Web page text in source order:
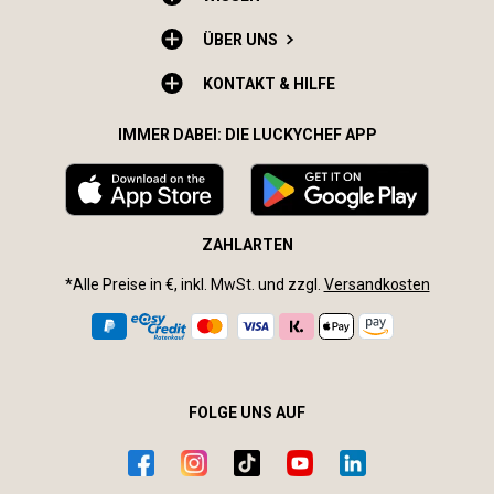
ÜBER UNS
KONTAKT & HILFE
IMMER DABEI: DIE LUCKYCHEF APP
ZAHLARTEN
*Alle Preise in €, inkl. MwSt. und zzgl. Versandkosten
FOLGE UNS AUF